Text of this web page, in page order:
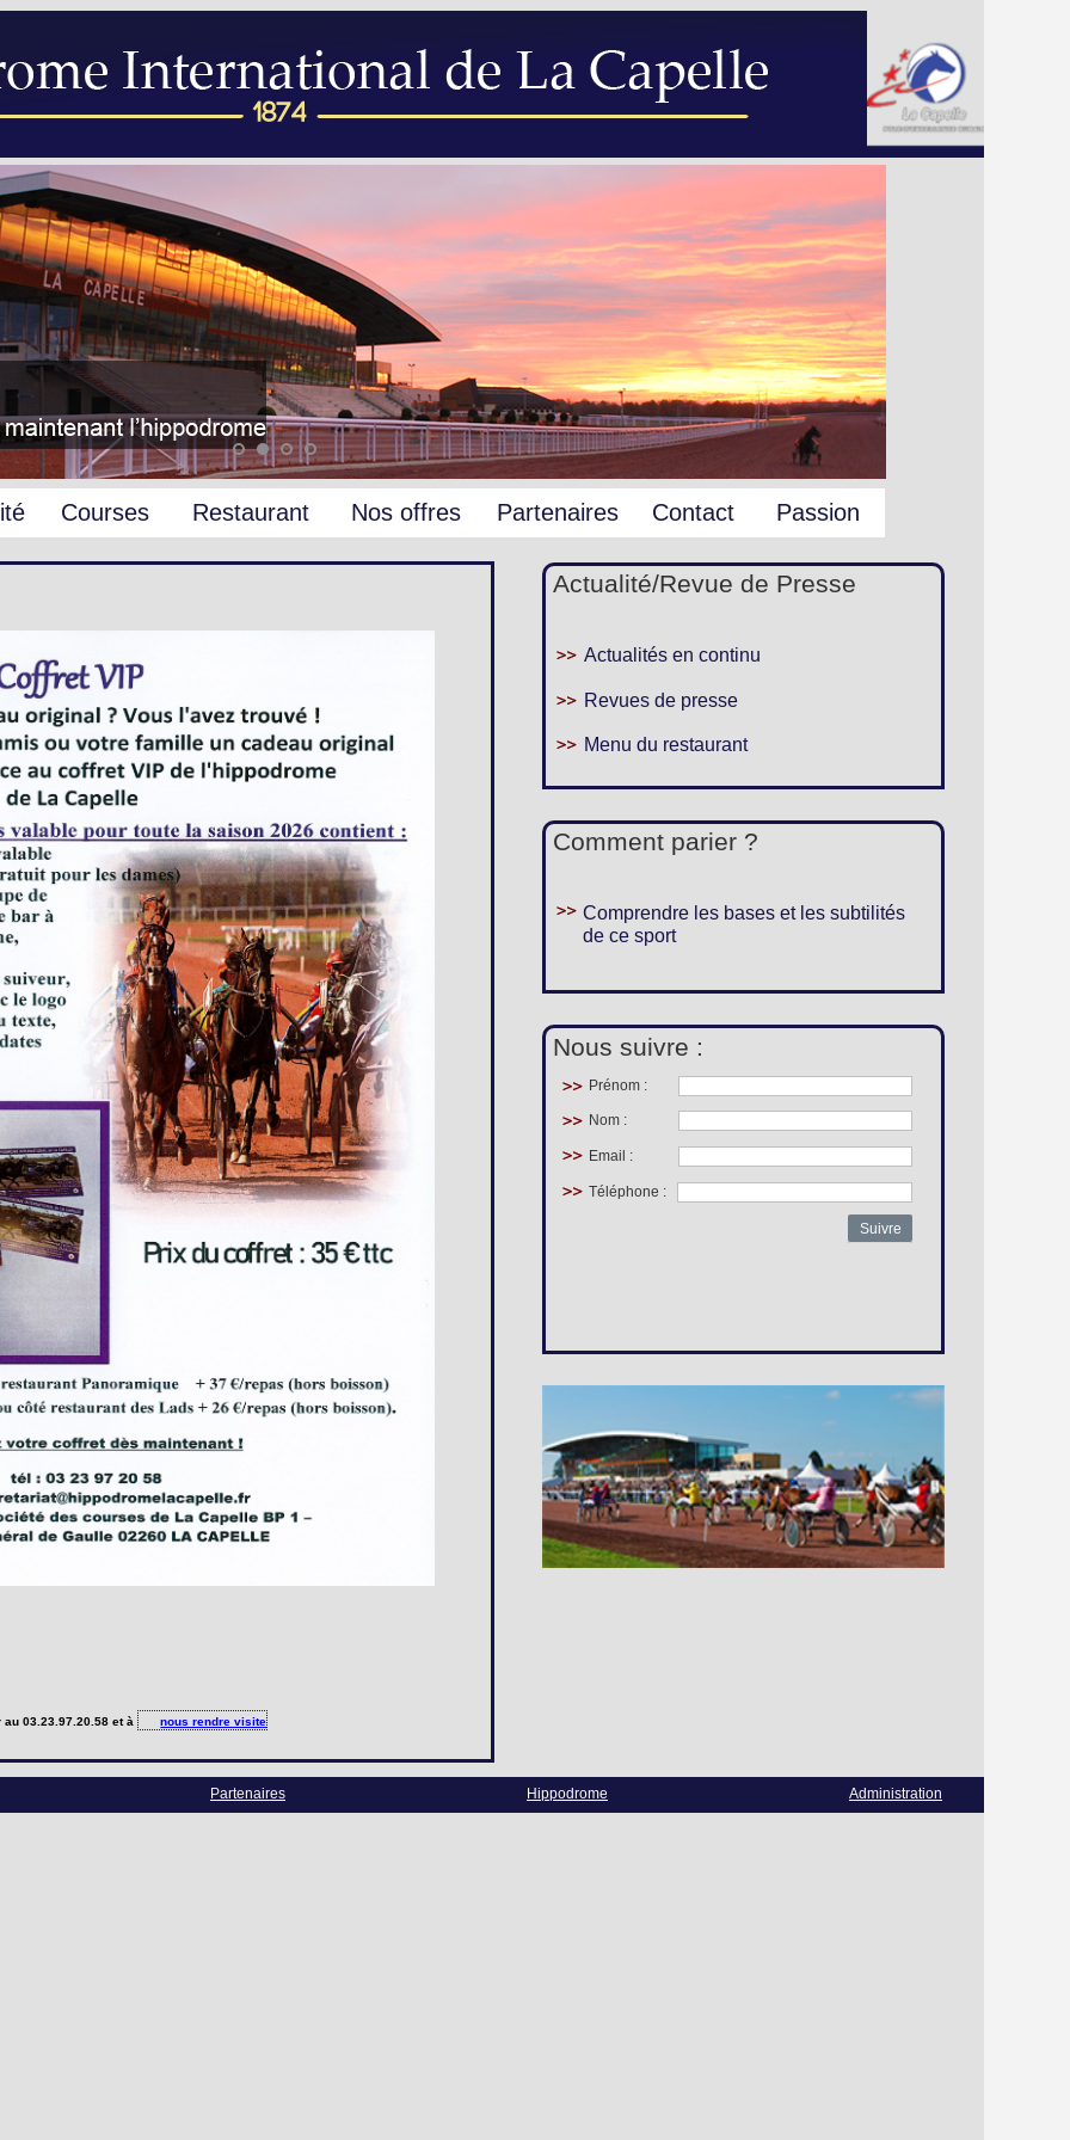
Courses Restaurant Nos offres
Loges
Groupes
Partenaires Contact Passion
au 03.23.97.20.58 et à nous rendre visite
Actualité/Revue de Presse
Actualités en continu
Revues de presse
Menu du restaurant
Comment parier ?
Comprendre les bases et les subtilités
de ce sport
Nous suivre :
Prénom :
Nom :
Email :
Téléphone :
Suivre
Partenaires Hippodrome Administration